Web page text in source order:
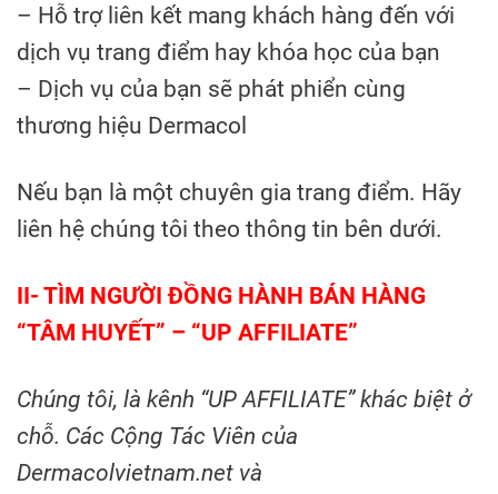
– Hỗ trợ liên kết mang khách hàng đến với
dịch vụ trang điểm hay khóa học của bạn
– Dịch vụ của bạn sẽ phát phiển cùng
thương hiệu Dermacol
Nếu bạn là một chuyên gia trang điểm. Hãy
liên hệ chúng tôi theo thông tin bên dưới.
II- TÌM NGƯỜI ĐỒNG HÀNH BÁN HÀNG
“TÂM HUYẾT” – “UP AFFILIATE”
Chúng tôi, là kênh “UP AFFILIATE” khác biệt ở
chỗ. Các Cộng Tác Viên của
Dermacolvietnam.net và